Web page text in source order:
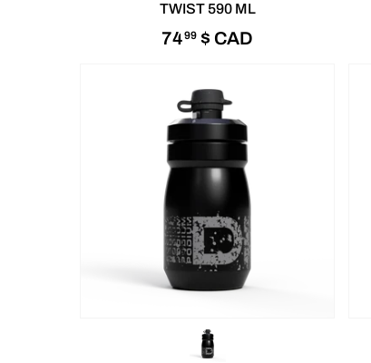
TWIST 590 ML
7499 $ CAD